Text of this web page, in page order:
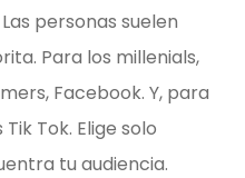
personas suelen
Para los millenials,
Facebook. Y, para
Tok. Elige solo
tu audiencia.